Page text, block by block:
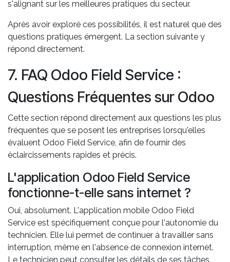
s'alignant sur les meilleures pratiques du secteur.
Après avoir exploré ces possibilités, il est naturel que des
questions pratiques émergent. La section suivante y
répond directement.
7. FAQ Odoo Field Service :
Questions Fréquentes sur Odoo
Cette section répond directement aux questions les plus
fréquentes que se posent les entreprises lorsqu'elles
évaluent Odoo Field Service, afin de fournir des
éclaircissements rapides et précis.
L'application Odoo Field Service
fonctionne-t-elle sans internet ?
Oui, absolument. L'application mobile Odoo Field
Service est spécifiquement conçue pour l'autonomie du
technicien. Elle lui permet de continuer à travailler sans
interruption, même en l'absence de connexion internet.
Le technicien peut consulter les détails de ses tâches,